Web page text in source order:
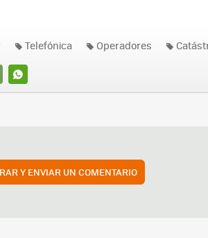
WHATSAPP
Telefónica Operadores
Y ENVIAR UN COMENTARIO